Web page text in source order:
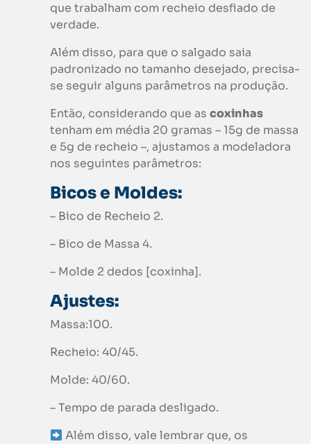
que trabalham com recheio desfiado de
verdade.
Além disso, para que o salgado saia
padronizado no tamanho desejado, precisa-
se seguir alguns parâmetros na produção.
Então, considerando que as coxinhas
tenham em média 20 gramas – 15g de massa
e 5g de recheio –, ajustamos a modeladora
nos seguintes parâmetros:
Bicos e Moldes:
– Bico de Recheio 2.
– Bico de Massa 4.
– Molde 2 dedos [coxinha].
Ajustes:
Massa:100.
Recheio: 40/45.
Molde: 40/60.
– Tempo de parada desligado.
Além disso, vale lembrar que, os